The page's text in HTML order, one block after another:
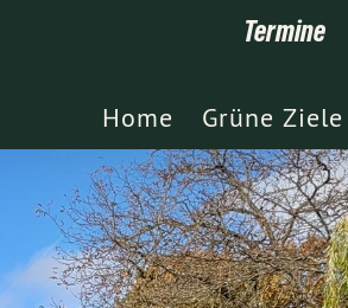
Termine
Home Grüne Ziele